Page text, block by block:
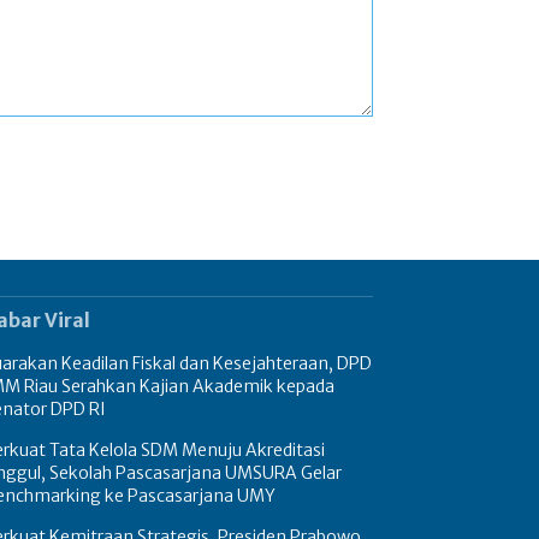
Viral
Keadilan Fiskal dan Kesejahteraan, DPD
Riau Serahkan Kajian Akademik kepada
DPD RI
Tata Kelola SDM Menuju Akreditasi
Sekolah Pascasarjana UMSURA Gelar
ke Pascasarjana UMY